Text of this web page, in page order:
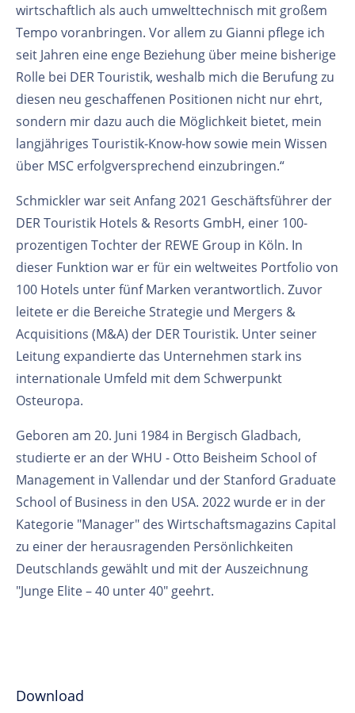
wirtschaftlich als auch umwelttechnisch mit großem
Tempo voranbringen. Vor allem zu Gianni pflege ich
seit Jahren eine enge Beziehung über meine bisherige
Rolle bei DER Touristik, weshalb mich die Berufung zu
diesen neu geschaffenen Positionen nicht nur ehrt,
sondern mir dazu auch die Möglichkeit bietet, mein
langjähriges Touristik-Know-how sowie mein Wissen
über MSC erfolgversprechend einzubringen.“
Schmickler war seit Anfang 2021 Geschäftsführer der
DER Touristik Hotels & Resorts GmbH, einer 100-
prozentigen Tochter der REWE Group in Köln. In
dieser Funktion war er für ein weltweites Portfolio von
100 Hotels unter fünf Marken verantwortlich. Zuvor
leitete er die Bereiche Strategie und Mergers &
Acquisitions (M&A) der DER Touristik. Unter seiner
Leitung expandierte das Unternehmen stark ins
internationale Umfeld mit dem Schwerpunkt
Osteuropa.
Geboren am 20. Juni 1984 in Bergisch Gladbach,
studierte er an der WHU - Otto Beisheim School of
Management in Vallendar und der Stanford Graduate
School of Business in den USA. 2022 wurde er in der
Kategorie "Manager" des Wirtschaftsmagazins Capital
zu einer der herausragenden Persönlichkeiten
Deutschlands gewählt und mit der Auszeichnung
"Junge Elite – 40 unter 40" geehrt.
Download